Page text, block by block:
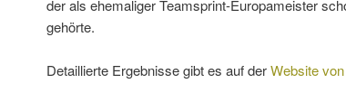
der als ehemaliger Teamsprint-Europameister
gehörte.
Detaillierte Ergebnisse gibt es auf derWebsite